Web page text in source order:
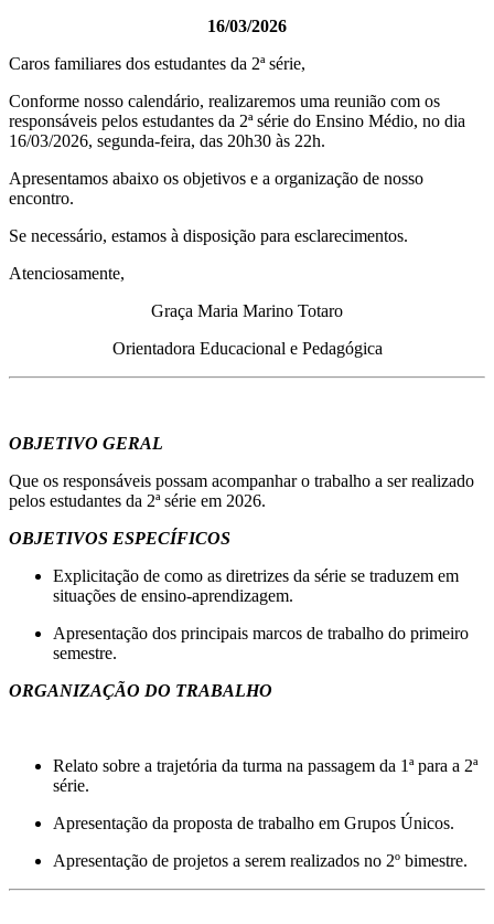
16/03/2026
Caros familiares dos estudantes da 2ª série,
Conforme nosso calendário, realizaremos uma reunião com os
responsáveis pelos estudantes da 2ª série do Ensino Médio, no dia
16/03/2026, segunda-feira, das 20h30 às 22h.
Apresentamos abaixo os objetivos e a organização de nosso
encontro.
Se necessário, estamos à disposição para esclarecimentos.
Atenciosamente,
Graça Maria Marino Totaro
Orientadora Educacional e Pedagógica
OBJETIVO GERAL
Que os responsáveis possam acompanhar o trabalho a ser realizado
pelos estudantes da 2ª série em 2026.
OBJETIVOS ESPECÍFICOS
Explicitação de como as diretrizes da série se traduzem em
situações de ensino-aprendizagem.
Apresentação dos principais marcos de trabalho do primeiro
semestre.
ORGANIZAÇÃO DO TRABALHO
Relato sobre a trajetória da turma na passagem da 1ª para a 2ª
série.
Apresentação da proposta de trabalho em Grupos Únicos.
Apresentação de projetos a serem realizados no 2º bimestre.